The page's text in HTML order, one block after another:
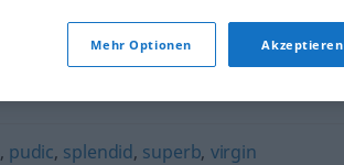
, pudic, splendid, superb, virgin
Mehr Optionen Akzeptieren